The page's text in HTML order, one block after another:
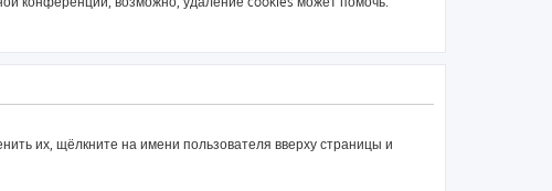
их, щёлкните на имени пользователя вверху страницы и